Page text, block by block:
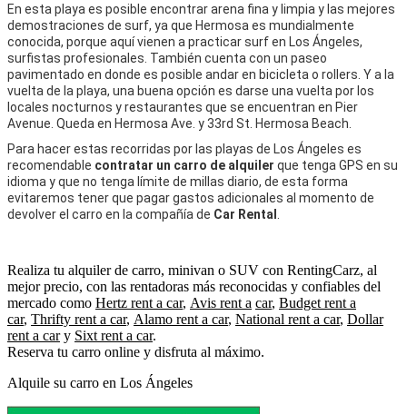
En esta playa es posible encontrar arena fina y limpia y las mejores
demostraciones de surf, ya que Hermosa es mundialmente
conocida, porque aquí vienen a practicar surf en Los Ángeles,
surfistas profesionales. También cuenta con un paseo
pavimentado en donde es posible andar en bicicleta o rollers. Y a la
vuelta de la playa, una buena opción es darse una vuelta por los
locales nocturnos y restaurantes que se encuentran en Pier
Avenue. Queda en Hermosa Ave. y 33rd St. Hermosa Beach.
Para hacer estas recorridas por las playas de Los Ángeles es
recomendable contratar un carro de alquiler que tenga GPS en su
idioma y que no tenga límite de millas diario, de esta forma
evitaremos tener que pagar gastos adicionales al momento de
devolver el carro en la compañía de Car Rental
Realiza tu alquiler de carro, minivan o SUV con RentingCarz, al
mejor precio, con las rentadoras más reconocidas y confiables del
mercado como Hertz rent a car, Avis rent a car, Budget rent a
car, Thrifty rent a car, Alamo rent a car, National rent a car, Dollar
rent a cary Sixt rent a car.
Reserva tu carro online y disfruta al máximo.
Alquile su carro en Los Ángeles